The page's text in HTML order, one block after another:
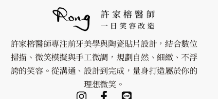
許家榕醫師專注前牙美學與陶瓷貼片設計，結合數位
掃描、微笑模擬與手工微調，規劃自然、細緻、不浮
誇的笑容。從溝通、設計到完成，量身打造屬於你的
理想微笑。